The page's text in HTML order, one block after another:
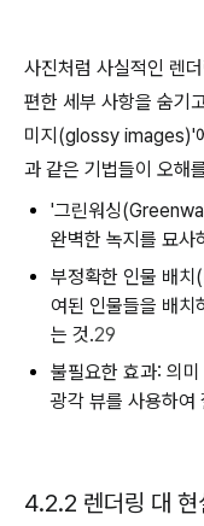
사진처럼 사실적인 렌
편한 세부 사항을 숨기
미지(glossy images)'
과 같은 기법들이 오해
'그린워싱
완벽한 녹지를 묘사
부정확한 인물 배
여된 인물들을 배치
는 것.29
불필요한 효과: 의
광각 뷰를 사용하여
4.2.2 렌더링 대 현